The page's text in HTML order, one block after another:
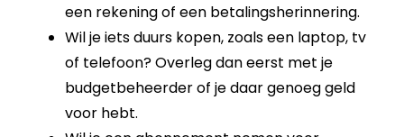
een rekening of een betalingsherinnering.
Wil je iets duurs kopen, zoals een laptop, tv
of telefoon? Overleg dan eerst met je
budgetbeheerder of je daar genoeg geld
voor hebt.